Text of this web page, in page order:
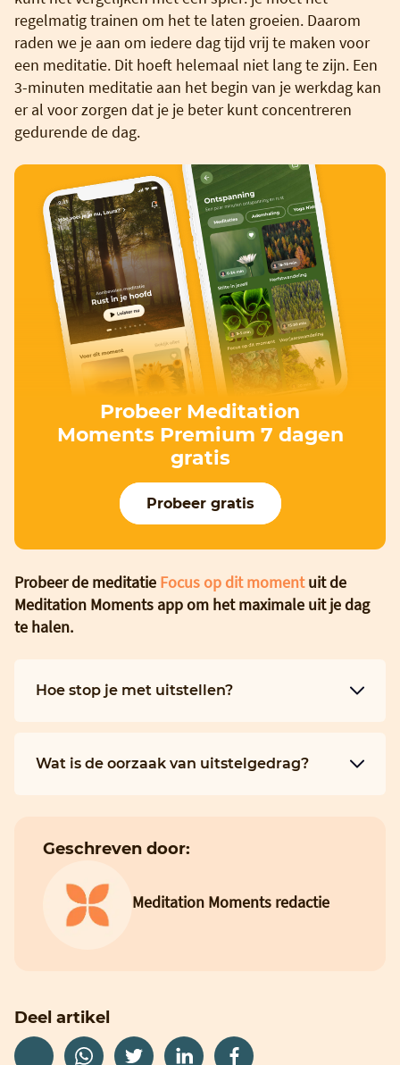
regelmatig trainen om het te laten groeien. Daarom
raden we je aan om iedere dag tijd vrij te maken voor
een meditatie. Dit hoeft helemaal niet lang te zijn. Een
3-minuten meditatie aan het begin van je werkdag kan
er al voor zorgen dat je je beter kunt concentreren
gedurende de dag.
Probeer Meditation
Moments Premium 7 dagen
gratis
Probeer gratis
Probeer de meditatie Focus op dit momentuit de
Meditation Moments app om het maximale uit je dag
te halen.
Hoe stop je met uitstellen?
Wat is de oorzaak van uitstelgedrag?
Geschreven door:
Meditation Moments redactie
Deel artikel